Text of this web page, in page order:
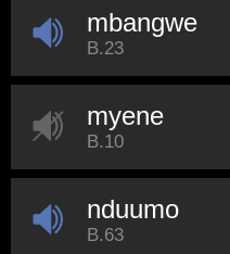
mbangwe
B.23
myene
B.10
nduumo
B.63